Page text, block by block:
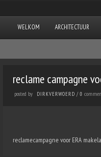
WELKOM ARCHITECTUUR
reclame campagne
posted by DIRKVERWOERD / 0
reclamecampagne voor ERA